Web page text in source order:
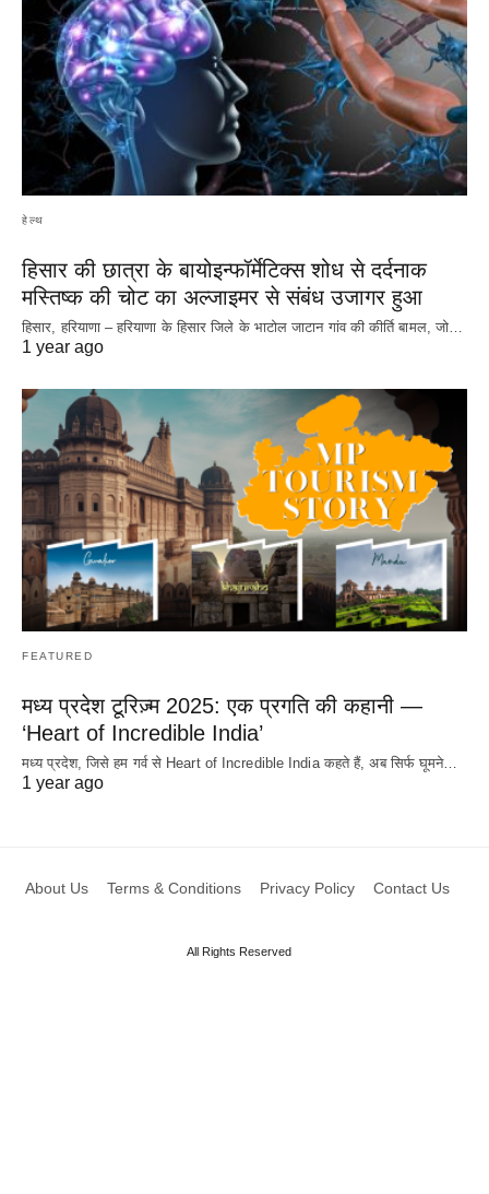
हेल्थ
हिसार की छात्रा के बायोइन्फॉर्मेटिक्स शोध से दर्दनाक
मस्तिष्क की चोट का अल्जाइमर से संबंध उजागर हुआ
हिसार, हरियाणा – हरियाणा के हिसार जिले के भाटोल जाटान गांव की कीर्ति बामल, जो…
1 year ago
FEATURED
मध्य प्रदेश टूरिज़्म 2025: एक प्रगति की कहानी —
‘Heart of Incredible India’
मध्य प्रदेश, जिसे हम गर्व से Heart of Incredible India कहते हैं, अब सिर्फ घूमने…
1 year ago
About Us Terms & Conditions Privacy Policy Contact Us
All Rights Reserved